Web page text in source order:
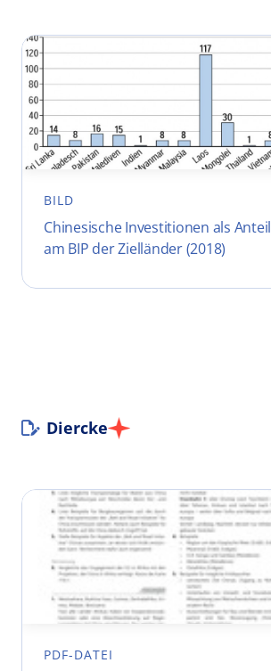
BILD
Chinesische Investitionen als Anteil
am BIP der Zielländer (2018)
Diercke
PDF-DATEI